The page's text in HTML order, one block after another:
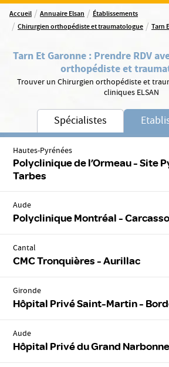
Accueil / Annuaire Elsan / Établissements
/ Chirurgien orthopédiste et traumatologue / Tarn
Tarn Et Garonne : Prendre RDV
orthopédiste et
Trouver un Chirurgien orthopédiste et
cliniques ELSAN
Spécialistes
Hautes-Pyrénées
Polyclinique de l’Ormeau - Site
Tarbes
Aude
Polyclinique Montréal -
Cantal
CMC Tronquières - Aurillac
Gironde
Hôpital Privé Saint-Martin -
Aude
Hôpital Privé du Grand Narbonne